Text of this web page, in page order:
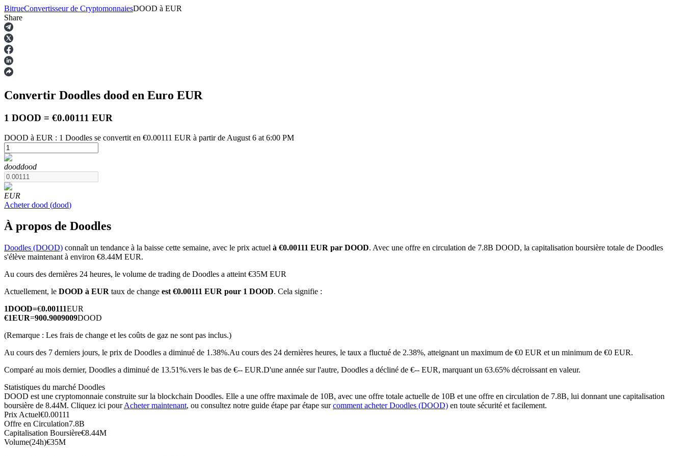
Contrats à terme
Futures USDT
Futures utilisant l'USDT comme garantie
Futures COIN-M
Contrats à terme sur crypto-monnaie
BitrueConvertisseur de CryptomonnaiesDOOD à EUR
Share
Convertir Doodles dood en Euro EUR
1 DOOD = €0.00111 EUR
DOOD à EUR : 1 Doodles se convertit en €0.00111 EUR à partir de August 6 at 6:00 PM
dooddood
EUR
Acheter dood (dood)
À propos de Doodles
Doodles (DOOD) connaît un tendance à la baisse cette semaine, avec le prix actuel à €0.00111 EUR par DOOD. Avec une offre en circulation de 7.8B DOOD, la capitalisation boursière totale de Doodles
s'élève maintenant à environ €8.44M EUR.
Au cours des dernières 24 heures, le volume de trading de Doodles a atteint €35M EUR
Actuellement, le DOOD à EUR taux de change est €0.00111 EUR pour 1 DOOD. Cela signifie :
1DOOD=€0.00111EUR
€1EUR=900.9009009DOOD
(Remarque : Les frais de change et les coûts de gaz ne sont pas inclus.)
Au cours des 7 derniers jours, le prix de Doodles a diminué de 1.38%.Au cours des 24 dernières heures, le taux a fluctué de 2.38%, atteignant un maximum de €0 EUR et un minimum de €0 EUR.
Comparé au mois dernier, Doodles a diminué de 13.51%.vers le bas de €-- EUR.D'une année sur l'autre, Doodles a décliné de €-- EUR, marquant un 63.65% décroissant en valeur.
Statistiques du marché Doodles
DOOD est une cryptomonnaie construite sur la blockchain Doodles. Elle a une offre maximale de 10B, avec une offre totale actuelle de 10B et une offre en circulation de 7.8B, lui donnant une capitalisation
boursière de 8.44M. Cliquez ici pourAcheter maintenant, ou consultez notre guide étape par étape surcomment acheter Doodles (DOOD) en toute sécurité et facilement.
Prix Actuel€0.00111
Offre en Circulation7.8B
Capitalisation Boursière€8.44M
Volume(24h)€35M